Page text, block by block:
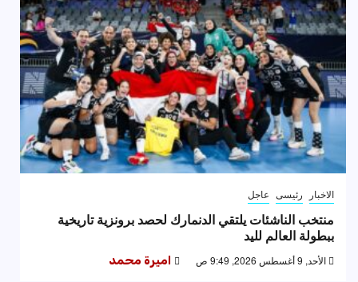
الاخبار رئيسى عاجل
منتخب الناشئات يلتقي الدنمارك لحصد برونزية تاريخية
ببطولة العالم لليد
الأحد, 9 أغسطس 2026, 9:49 ص اميرة محمد